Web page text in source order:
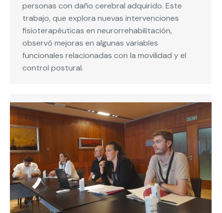
personas con daño cerebral adquirido. Este
trabajo, que explora nuevas intervenciones
fisioterapéuticas en neurorrehabilitación,
observó mejoras en algunas variables
funcionales relacionadas con la movilidad y el
control postural.